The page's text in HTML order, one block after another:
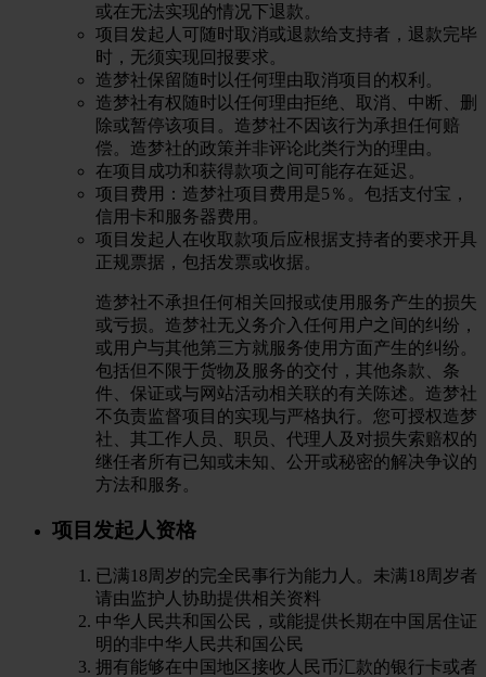
或在无法实现的情况下退款。
项目发起人可随时取消或退款给支持者，退款完毕
时，无须实现回报要求。
造梦社保留随时以任何理由取消项目的权利。
造梦社有权随时以任何理由拒绝、取消、中断、删
除或暂停该项目。造梦社不因该行为承担任何赔
偿。造梦社的政策并非评论此类行为的理由。
在项目成功和获得款项之间可能存在延迟。
项目费用：造梦社项目费用是5％。包括支付宝，
信用卡和服务器费用。
项目发起人在收取款项后应根据支持者的要求开具
正规票据，包括发票或收据。
造梦社不承担任何相关回报或使用服务产生的损失
或亏损。造梦社无义务介入任何用户之间的纠纷，
或用户与其他第三方就服务使用方面产生的纠纷。
包括但不限于货物及服务的交付，其他条款、条
件、保证或与网站活动相关联的有关陈述。造梦社
不负责监督项目的实现与严格执行。您可授权造梦
社、其工作人员、职员、代理人及对损失索赔权的
继任者所有已知或未知、公开或秘密的解决争议的
方法和服务。
项目发起人资格
已满18周岁的完全民事行为能力人。未满18周岁者
请由监护人协助提供相关资料
中华人民共和国公民，或能提供长期在中国居住证
明的非中华人民共和国公民
拥有能够在中国地区接收人民币汇款的银行卡或者